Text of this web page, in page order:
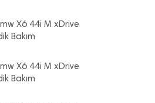
X6 44i M xDrive
Bakım
X6 44i M xDrive
Bakım